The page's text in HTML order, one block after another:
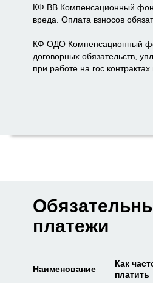
КФ ВВ Компенсационный
вреда. Оплата взносов
КФ ОДО Компенсационный
договорных обязательств,
при работе на
платежи
Наименование
Как
платить